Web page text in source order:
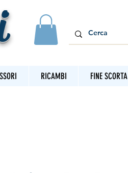
RICAMBI FINE SCORTA